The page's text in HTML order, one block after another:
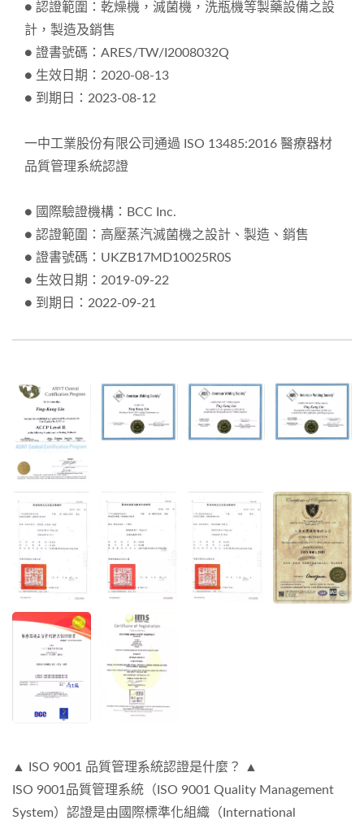
● 認證範圍：乾燥機，滅菌機，洗瓶機等製藥設備之設
計，製造及銷售
● 證書號碼：ARES/TW/I2008032Q
● 生效日期：2020-08-13
● 到期日：2023-08-12
一中工業股份有限公司通過 ISO 13485:2016 醫療器材
品質管理系統認證
● 國際驗證機構：BCC Inc.
● 認證範圍：高壓蒸汽滅菌機之設計、製造、銷售
● 證書號碼：UKZB17MD10025R0S
● 生效日期：2019-09-22
● 到期日：2022-09-21
▲ ISO 9001 品質管理系統認證是什麼？ ▲
ISO 9001品質管理系統（ISO 9001 Quality Management
System）認證是由國際標準化組織（International